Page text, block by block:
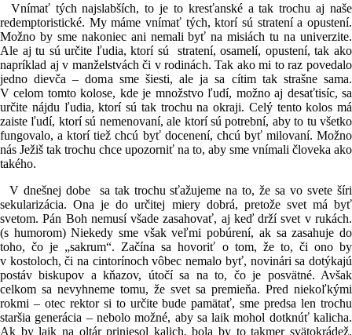
Vnímať tých najslabších, to je to kresťanské a tak trochu aj naše
redemptoristické. My máme vnímať tých, ktorí sú stratení a opustení.
Možno by sme nakoniec ani nemali byť na misiách tu na univerzite.
Ale aj tu sú určite ľudia, ktorí sú stratení, osamelí, opustení, tak ako
napríklad aj v manželstvách či v rodinách. Tak ako mi to raz povedalo
jedno dievča – doma sme šiesti, ale ja sa cítim tak strašne sama.
V celom tomto kolose, kde je množstvo ľudí, možno aj desaťtisíc, sa
určite nájdu ľudia, ktorí sú tak trochu na okraji. Celý tento kolos má
zaiste ľudí, ktorí sú nemenovaní, ale ktorí sú potrební, aby to tu všetko
fungovalo, a ktorí tiež chcú byť docenení, chcú byť milovaní. Možno
nás Ježiš tak trochu chce upozorniť na to, aby sme vnímali človeka ako
takého.
V dnešnej dobe sa tak trochu sťažujeme na to, že sa vo svete šíri
sekularizácia. Ona je do určitej miery dobrá, pretože svet má byť
svetom. Pán Boh nemusí všade zasahovať, aj keď drží svet v rukách.
(s humorom) Niekedy sme však veľmi pobúrení, ak sa zasahuje do
toho, čo je „sakrum“. Začína sa hovoriť o tom, že to, či ono by
v kostoloch, či na cintorínoch vôbec nemalo byť, novinári sa dotýkajú
postáv biskupov a kňazov, útočí sa na to, čo je posvätné. Avšak
celkom sa nevyhneme tomu, že svet sa premieňa. Pred niekoľkými
rokmi – otec rektor si to určite bude pamätať, sme predsa len trochu
staršia generácia – nebolo možné, aby sa laik mohol dotknúť kalicha.
Ak by laik na oltár priniesol kalich, bola by to takmer svätokrádež.